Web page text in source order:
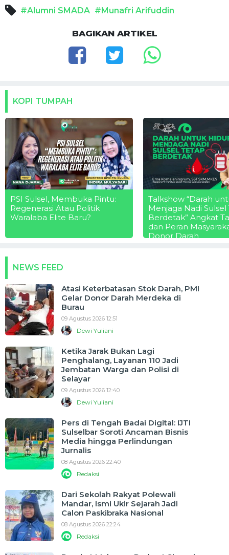
#Alumni SMADA #Munafri Arifuddin
BAGIKAN ARTIKEL
KOPI TUMPAH
PSI Sulsel, Membuka Pintu:
Regenerasi Atau Politik
Waralaba Elite Baru?
Talkshow “Darah
Menjaga Nadi Sulsel
Berdetak” Angkat
dan Peran
Donor Darah
NEWS FEED
Atasi Keterbatasan Stok Darah, PMI
Gelar Donor Darah Merdeka di
Burau
09 Agustus 2026 12:51
Dewi Yuliani
Ketika Jarak Bukan Lagi
Penghalang, Layanan 110 Jadi
Jembatan Warga dan Polisi di
Selayar
09 Agustus 2026 12:40
Dewi Yuliani
Pers di Tengah Badai Digital: IJTI
Sulselbar Soroti Ancaman Bisnis
Media hingga Perlindungan
Jurnalis
08 Agustus 2026 22:40
Redaksi
Dari Sekolah Rakyat Polewali
Mandar, Ismi Ukir Sejarah Jadi
Calon Paskibraka Nasional
08 Agustus 2026 22:24
Redaksi